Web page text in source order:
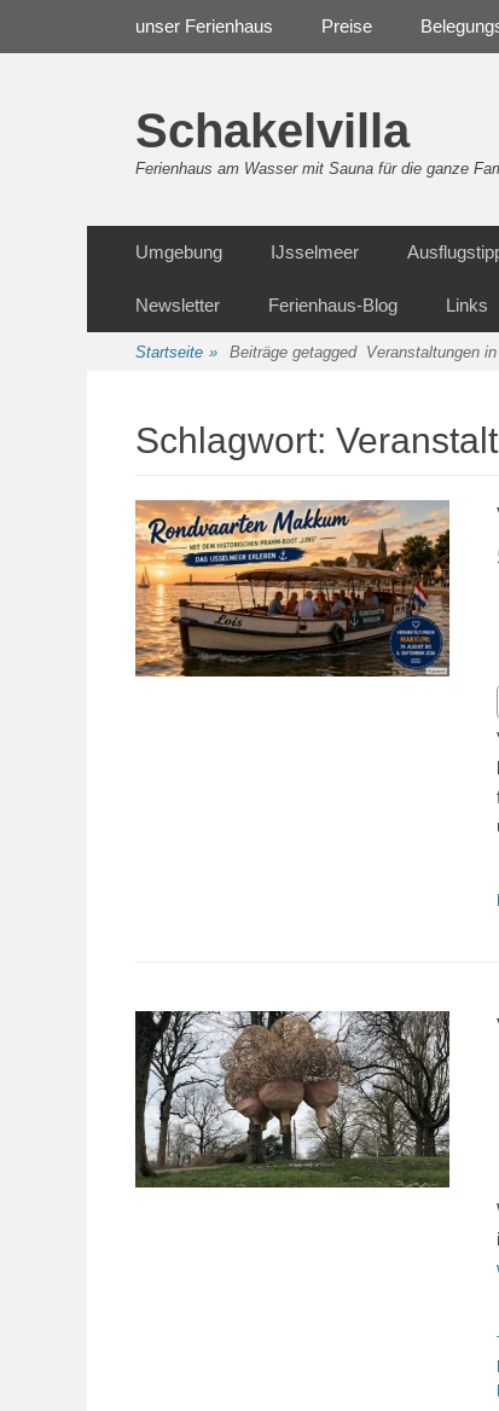
unser Ferienhaus Preise
Schakelvilla
Ferienhaus am Wasser mit Sauna für die ganze
Inhalt
Umgebung IJsselmeer
Newsletter Ferienhaus-Blog Links
Startseite » Beiträge getagged Veranstaltungen
Schlagwort: